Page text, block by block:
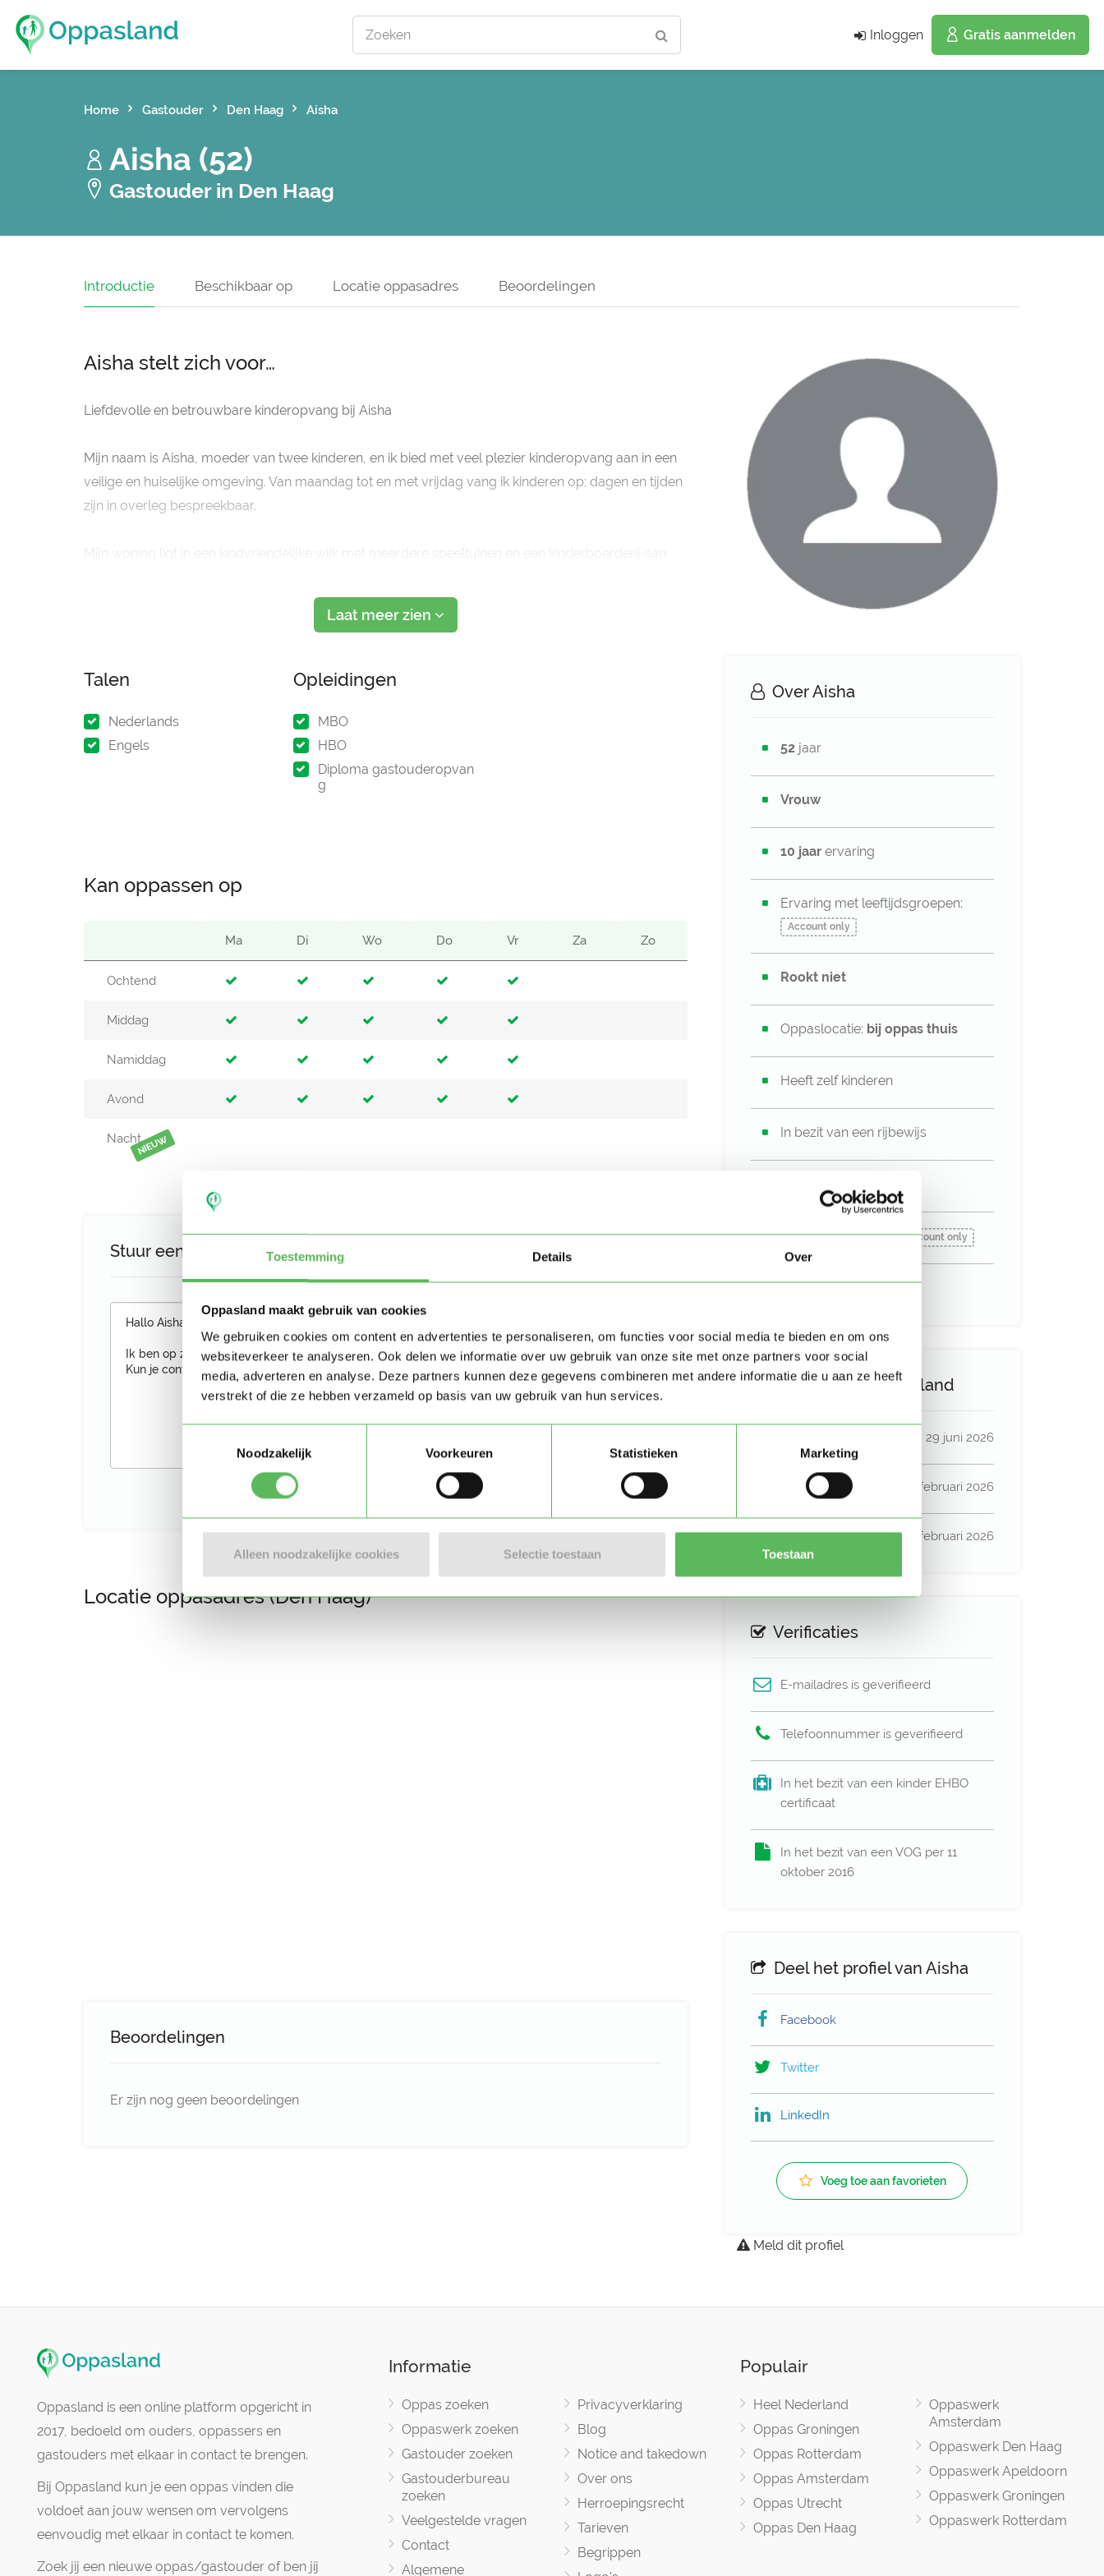
Toestemming Details Over
Oppasland maakt gebruik van cookies
We gebruiken cookies om content en advertenties te personaliseren, om functies voor social media te bieden en om ons
websiteverkeer te analyseren. Ook delen we informatie over uw gebruik van onze site met onze partners voor social
media, adverteren en analyse. Deze partners kunnen deze gegevens combineren met andere informatie die u aan ze heeft
verstrekt of die ze hebben verzameld op basis van uw gebruik van hun services.
Noodzakelijk
Voorkeuren Statistieken Marketing
Alleen noodzakelijke cookies Selectie toestaan Toestaan
Zoeken Inloggen Gratis aanmelden
Home Gastouder Den Haag Aisha
Aisha (52)
Gastouder in Den Haag
Introductie Beschikbaar op Locatie oppasadres Beoordelingen
Over Aisha
52 jaar
Vrouw
10 jaar ervaring
Ervaring met leeftijdsgroepen:
Account only
Rookt niet
Oppaslocatie: bij oppas thuis
Heeft zelf kinderen
In bezit van een rijbewijs
Beschikbaar vanaf: Account only
Uurtarief:
Activiteit op Oppasland
29 juni 2026
Lid sinds 02 februari 2026
Profiel bijgewerkt 09 februari 2026
Verificaties
E-mailadres is geverifieerd
Telefoonnummer is geverifieerd
In het bezit van een kinder EHBO
certificaat
In het bezit van een VOG per 11
oktober 2016
Deel het profiel van Aisha
Facebook
Twitter
LinkedIn
Voeg toe aan favorieten
Meld dit profiel
Aisha stelt zich voor…
Liefdevolle en betrouwbare kinderopvang bij Aisha
Mijn naam is Aisha, moeder van twee kinderen, en ik bied met veel plezier kinderopvang aan in een
veilige en huiselijke omgeving. Van maandag tot en met vrijdag vang ik kinderen op; dagen en tijden
zijn in overleg bespreekbaar.
Laat meer zien
Talen
Nederlands
Engels
Opleidingen
MBO
HBO
Diploma gastouderopvan
g
Kan oppassen op
Ma Di Wo Do Vr Za Zo
Ochtend
Middag
Namiddag
Avond
NachtNIEUW
Stuur een bericht aan Aisha
Stuur bericht
Locatie oppasadres (Den Haag)
Beoordelingen
Er zijn nog geen beoordelingen
Oppasland is een online platform opgericht in
2017, bedoeld om ouders, oppassers en
gastouders met elkaar in contact te brengen.
Bij Oppasland kun je een oppas vinden die
voldoet aan jouw wensen om vervolgens
eenvoudig met elkaar in contact te komen.
Zoek jij een nieuwe oppas/gastouder of ben jij
Informatie
Oppas zoeken
Oppaswerk zoeken
Gastouder zoeken
Gastouderbureau
zoeken
Veelgestelde vragen
Contact
Algemene
Privacyverklaring
Blog
Notice and takedown
Over ons
Herroepingsrecht
Tarieven
Begrippen
Populair
Heel Nederland
Oppas Groningen
Oppas Rotterdam
Oppas Amsterdam
Oppas Utrecht
Oppas Den Haag
Oppaswerk
Amsterdam
Oppaswerk Den Haag
Oppaswerk Apeldoorn
Oppaswerk Groningen
Oppaswerk Rotterdam